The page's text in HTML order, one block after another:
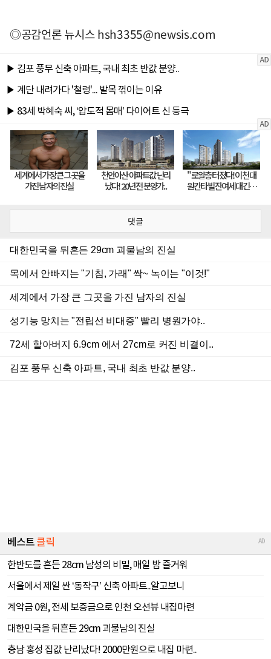
◎공감언론 뉴시스hsh3355@newsis.com
댓글